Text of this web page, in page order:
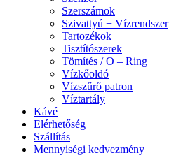
Szerszámok
Szivattyú + Vízrendszer
Tartozékok
Tisztítószerek
Tömítés / O – Ring
Vízkőoldó
Vízszűrő patron
Víztartály
Kávé
Elérhetőség
Szállítás
Mennyiségi kedvezmény